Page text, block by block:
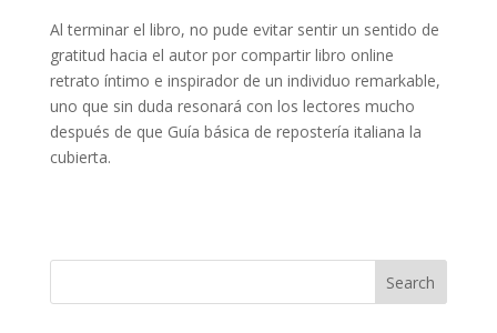
Al terminar el libro, no pude evitar sentir un sentido de
gratitud hacia el autor por compartir libro online​
retrato íntimo e inspirador de un individuo remarkable,
uno que sin duda resonará con los lectores mucho
después de que Guía básica de repostería italiana la
cubierta.